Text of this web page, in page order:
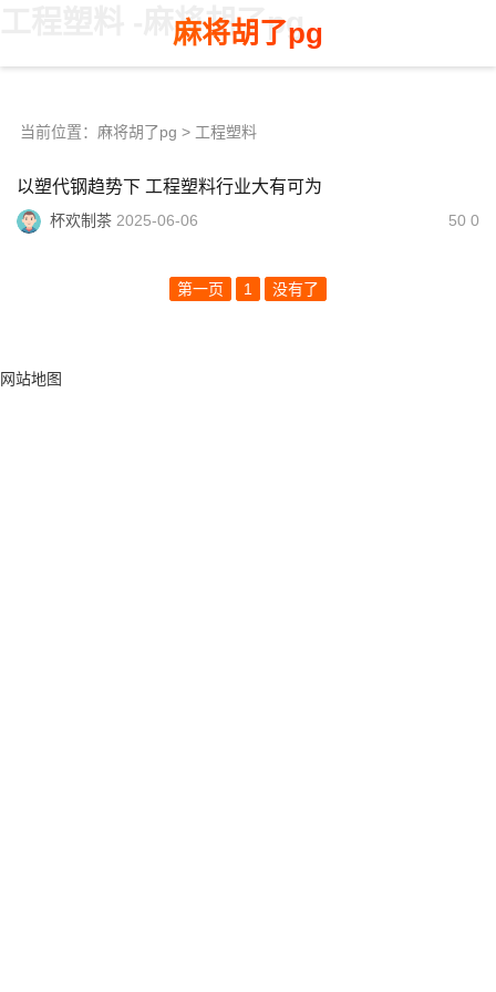
工程塑料 -麻将胡了pg
麻将胡了pg
当前位置： 麻将胡了pg > 工程塑料
以塑代钢趋势下 工程塑料行业大有可为
杯欢制茶 2025-06-06 50 0
第一页 1 没有了
网站地图